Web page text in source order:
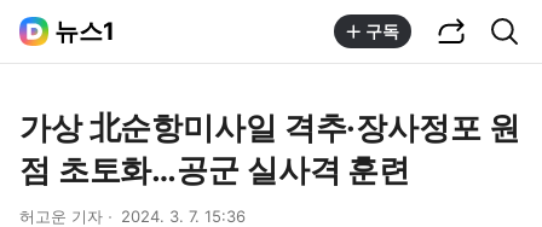
뉴스1 구독
가상 北순항미사일 격추·장사정포 원
점 초토화…공군 실사격 훈련
허고운 기자 2024. 3. 7. 15:36